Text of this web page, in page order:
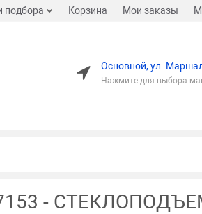
подбора Корзина Мои заказы
Основной, ул.
Нажмите для выбора
-